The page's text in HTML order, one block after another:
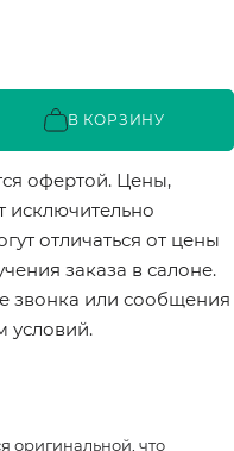
В КОРЗИНУ
офертой. Цены,
исключительно
отличаться от цены
заказа в салоне.
звонка или сообщения
условий.
оригинальной, что